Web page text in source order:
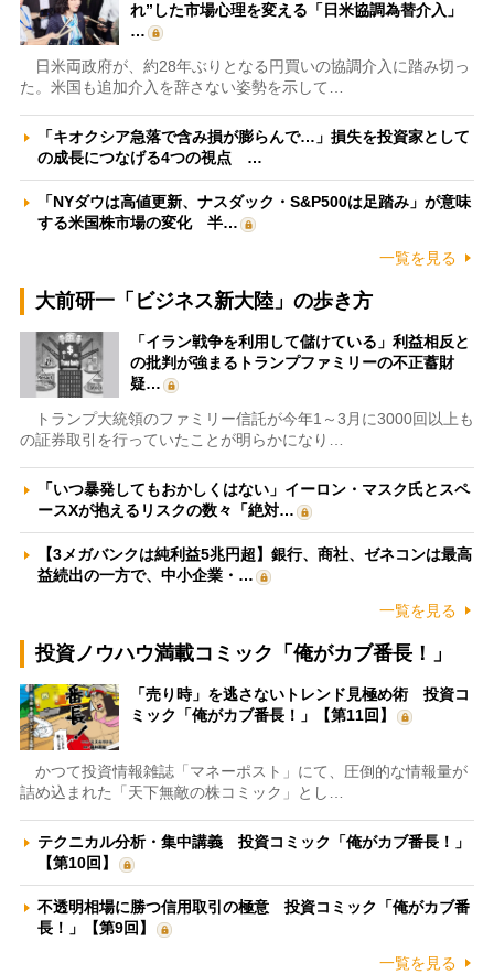
れ”した市場心理を変える「日米協調為替介入」
…
日米両政府が、約28年ぶりとなる円買いの協調介入に踏み切っ
た。米国も追加介入を辞さない姿勢を示して…
「キオクシア急落で含み損が膨らんで…」損失を投資家として
の成長につなげる4つの視点 …
「NYダウは高値更新、ナスダック・S&P500は足踏み」が意味
する米国株市場の変化 半…
一覧を見る
大前研一「ビジネス新大陸」の歩き方
「イラン戦争を利用して儲けている」利益相反と
の批判が強まるトランプファミリーの不正蓄財
疑…
トランプ大統領のファミリー信託が今年1～3月に3000回以上も
の証券取引を行っていたことが明らかになり…
「いつ暴発してもおかしくはない」イーロン・マスク氏とスペ
ースXが抱えるリスクの数々「絶対…
【3メガバンクは純利益5兆円超】銀行、商社、ゼネコンは最高
益続出の一方で、中小企業・…
一覧を見る
投資ノウハウ満載コミック「俺がカブ番長！」
「売り時」を逃さないトレンド見極め術 投資コ
ミック「俺がカブ番長！」【第11回】
かつて投資情報雑誌「マネーポスト」にて、圧倒的な情報量が
詰め込まれた「天下無敵の株コミック」とし…
テクニカル分析・集中講義 投資コミック「俺がカブ番長！」
【第10回】
不透明相場に勝つ信用取引の極意 投資コミック「俺がカブ番
長！」【第9回】
一覧を見る